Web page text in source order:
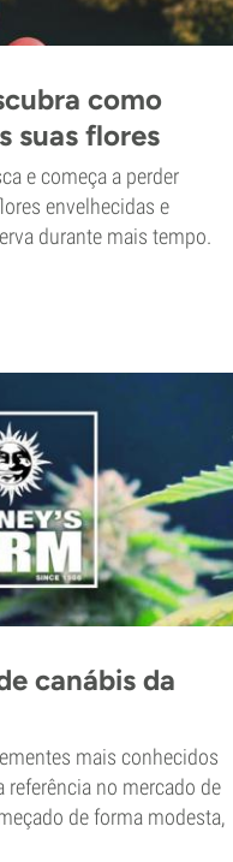
como
suas flores
e começa a perder
envelhecidas e
durante mais tempo.
canábis da
mais conhecidos
no mercado de
de forma modesta,